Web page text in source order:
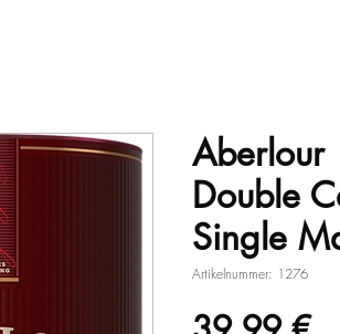
Aberlour
Double
Single
Artikelnummer: 1276